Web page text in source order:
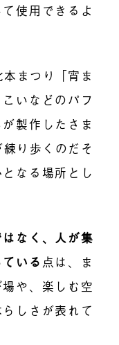
使用できるよ
まつり「宵ま
いなどのパフ
製作したさま
り歩くのだそ
なる場所とし
なく、人が集
いる 点は、ま
や、楽しむ空
しさが表れて